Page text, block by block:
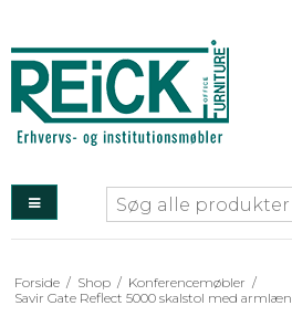
Forside / Shop / Konferencemøbler /
Savir Gate Reflect 5000 skalstol med armlæn